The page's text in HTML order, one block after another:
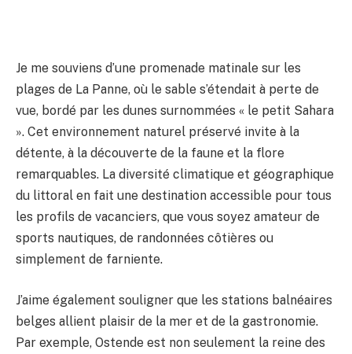
Je me souviens d’une promenade matinale sur les
plages de La Panne, où le sable s’étendait à perte de
vue, bordé par les dunes surnommées « le petit Sahara
». Cet environnement naturel préservé invite à la
détente, à la découverte de la faune et la flore
remarquables. La diversité climatique et géographique
du littoral en fait une destination accessible pour tous
les profils de vacanciers, que vous soyez amateur de
sports nautiques, de randonnées côtières ou
simplement de farniente.
J’aime également souligner que les stations balnéaires
belges allient plaisir de la mer et de la gastronomie.
Par exemple, Ostende est non seulement la reine des